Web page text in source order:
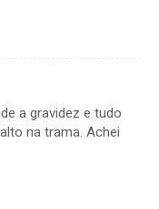
a gravidez e tudo
na trama. Achei